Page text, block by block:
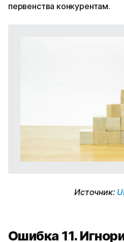
первенства конкурентам.
Источник:
Ошибка 11.